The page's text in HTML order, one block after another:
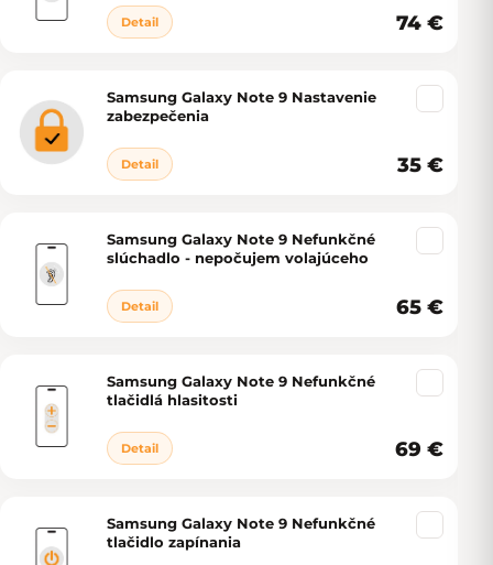
Detail 74 €
Samsung Galaxy Note 9 Nastavenie
zabezpečenia
Detail 35 €
Samsung Galaxy Note 9 Nefunkčné
slúchadlo - nepočujem volajúceho
Detail 65 €
Samsung Galaxy Note 9 Nefunkčné
tlačidlá hlasitosti
Detail 69 €
Samsung Galaxy Note 9 Nefunkčné
tlačidlo zapínania